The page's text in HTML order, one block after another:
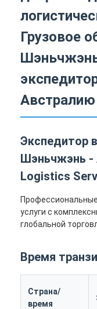
Грузовое
Австралию
Экспедитор
Шэньчжэнь -
Logistics
услуги с
глобальной
Время
Страна/
время